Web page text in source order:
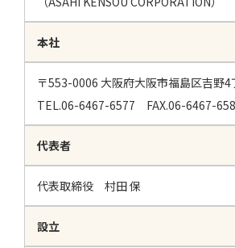
本社
〒553-0006 大阪府大阪市福島区吉野
TEL.06-6467-6577 FAX.06-6467-
代表者
代表取締役 村田 保
設立